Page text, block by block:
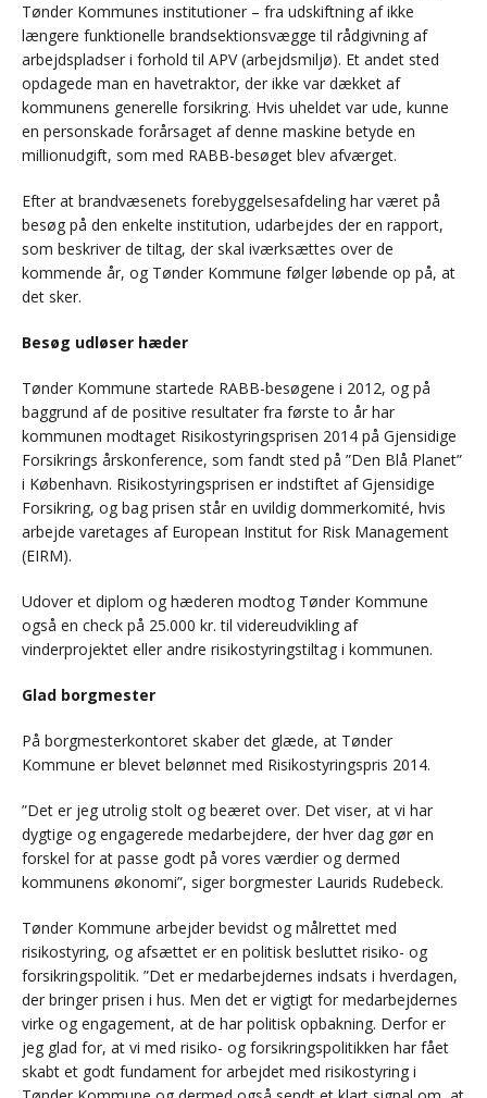
Tønder Kommunes institutioner – fra udskiftning af ikke
længere funktionelle brandsektionsvægge til rådgivning af
arbejdspladser i forhold til APV (arbejdsmiljø). Et andet sted
opdagede man en havetraktor, der ikke var dækket af
kommunens generelle forsikring. Hvis uheldet var ude, kunne
en personskade forårsaget af denne maskine betyde en
millionudgift, som med RABB-besøget blev afværget.
Efter at brandvæsenets forebyggelsesafdeling har været på
besøg på den enkelte institution, udarbejdes der en rapport,
som beskriver de tiltag, der skal iværksættes over de
kommende år, og Tønder Kommune følger løbende op på, at
det sker.
Besøg udløser hæder
Tønder Kommune startede RABB-besøgene i 2012, og på
baggrund af de positive resultater fra første to år har
kommunen modtaget Risikostyringsprisen 2014 på Gjensidige
Forsikrings årskonference, som fandt sted på ”Den Blå Planet”
i København. Risikostyringsprisen er indstiftet af Gjensidige
Forsikring, og bag prisen står en uvildig dommerkomité, hvis
arbejde varetages af European Institut for Risk Management
(EIRM).
Udover et diplom og hæderen modtog Tønder Kommune
også en check på 25.000 kr. til videreudvikling af
vinderprojektet eller andre risikostyringstiltag i kommunen.
Glad borgmester
På borgmesterkontoret skaber det glæde, at Tønder
Kommune er blevet belønnet med Risikostyringspris 2014.
”Det er jeg utrolig stolt og beæret over. Det viser, at vi har
dygtige og engagerede medarbejdere, der hver dag gør en
forskel for at passe godt på vores værdier og dermed
kommunens økonomi”, siger borgmester Laurids Rudebeck.
Tønder Kommune arbejder bevidst og målrettet med
risikostyring, og afsættet er en politisk besluttet risiko- og
forsikringspolitik. ”Det er medarbejdernes indsats i hverdagen,
der bringer prisen i hus. Men det er vigtigt for medarbejdernes
virke og engagement, at de har politisk opbakning. Derfor er
jeg glad for, at vi med risiko- og forsikringspolitikken har fået
skabt et godt fundament for arbejdet med risikostyring i